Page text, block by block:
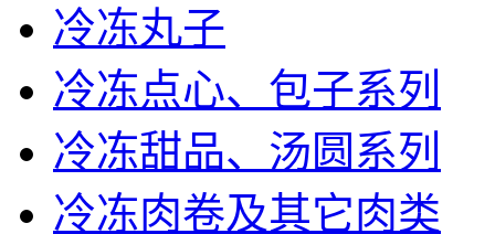
冷冻丸子
冷冻点心、包子系列
冷冻甜品、汤圆系列
冷冻肉卷及其它肉类